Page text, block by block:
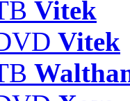
Vitek
Vitek